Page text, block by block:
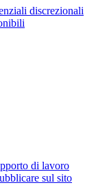
discrezionali
di lavoro
sul sito